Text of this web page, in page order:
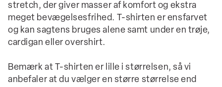
stretch, der giver masser af komfort og ekstra
meget bevægelsesfrihed. T-shirten er ensfarvet
og kan sagtens bruges alene samt under en trøje,
cardigan eller overshirt.
Bemærk at T-shirten er lille i størrelsen, så vi
anbefaler at du vælger en større størrelse end